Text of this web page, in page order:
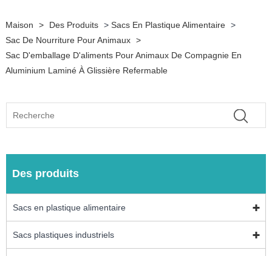
Maison > Des Produits > Sacs En Plastique Alimentaire >
Sac De Nourriture Pour Animaux >
Sac D'emballage D'aliments Pour Animaux De Compagnie En
Aluminium Laminé À Glissière Refermable
Des produits
Sacs en plastique alimentaire
Sacs plastiques industriels